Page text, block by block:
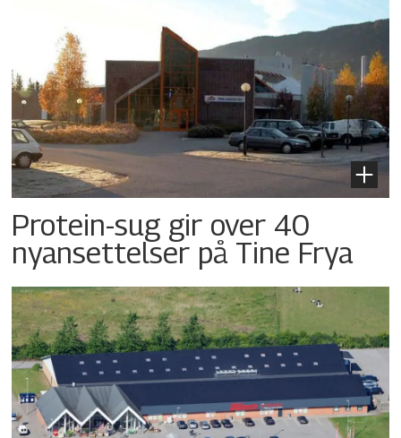
Protein-sug gir over 40
nyansettelser på Tine Frya